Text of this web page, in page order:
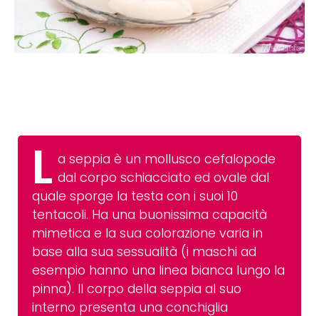
L a seppia è un mollusco cefalopode
dal corpo schiacciato ed ovale dal
quale sporge la testa con i suoi 10
tentacoli. Ha una buonissima capacità
mimetica e la sua colorazione varia in
base alla sua sessualità (i maschi ad
esempio hanno una linea bianca lungo la
pinna). Il corpo della seppia al suo
interno presenta una conchiglia